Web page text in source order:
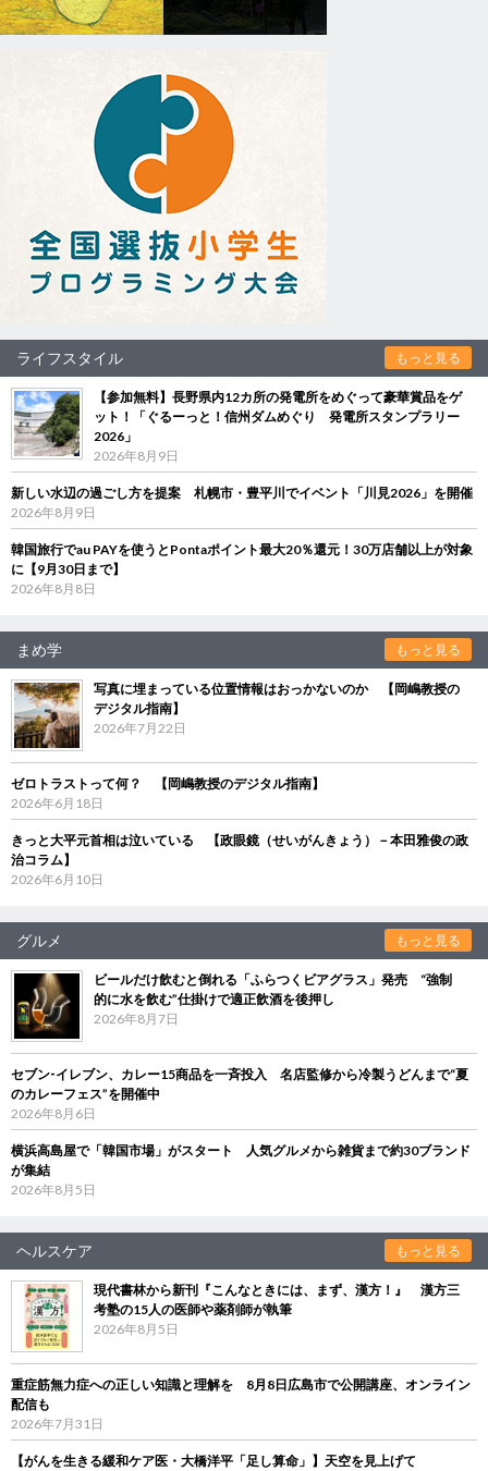
ライフスタイル もっと見る
【参加無料】長野県内12カ所の発電所をめぐって豪華賞品をゲ
ット！「ぐるーっと！信州ダムめぐり 発電所スタンプラリー
2026」
2026年8月9日
新しい水辺の過ごし方を提案 札幌市・豊平川でイベント「川見2026」を開催
2026年8月9日
韓国旅行でau PAYを使うとPontaポイント最大20％還元！30万店舗以上が対象
に【9月30日まで】
2026年8月8日
まめ学 もっと見る
写真に埋まっている位置情報はおっかないのか 【岡嶋教授の
デジタル指南】
2026年7月22日
ゼロトラストって何？ 【岡嶋教授のデジタル指南】
2026年6月18日
きっと大平元首相は泣いている 【政眼鏡（せいがんきょう）－本田雅俊の政
治コラム】
2026年6月10日
グルメ もっと見る
ビールだけ飲むと倒れる「ふらつくビアグラス」発売 “強制
的に水を飲む”仕掛けで適正飲酒を後押し
2026年8月7日
セブン‐イレブン、カレー15商品を一斉投入 名店監修から冷製うどんまで“夏
のカレーフェス”を開催中
2026年8月6日
横浜高島屋で「韓国市場」がスタート 人気グルメから雑貨まで約30ブランド
が集結
2026年8月5日
ヘルスケア もっと見る
現代書林から新刊『こんなときには、まず、漢方！』 漢方三
考塾の15人の医師や薬剤師が執筆
2026年8月5日
重症筋無力症への正しい知識と理解を 8月8日広島市で公開講座、オンライン
配信も
2026年7月31日
【がんを生きる緩和ケア医・大橋洋平「足し算命」】天空を見上げて